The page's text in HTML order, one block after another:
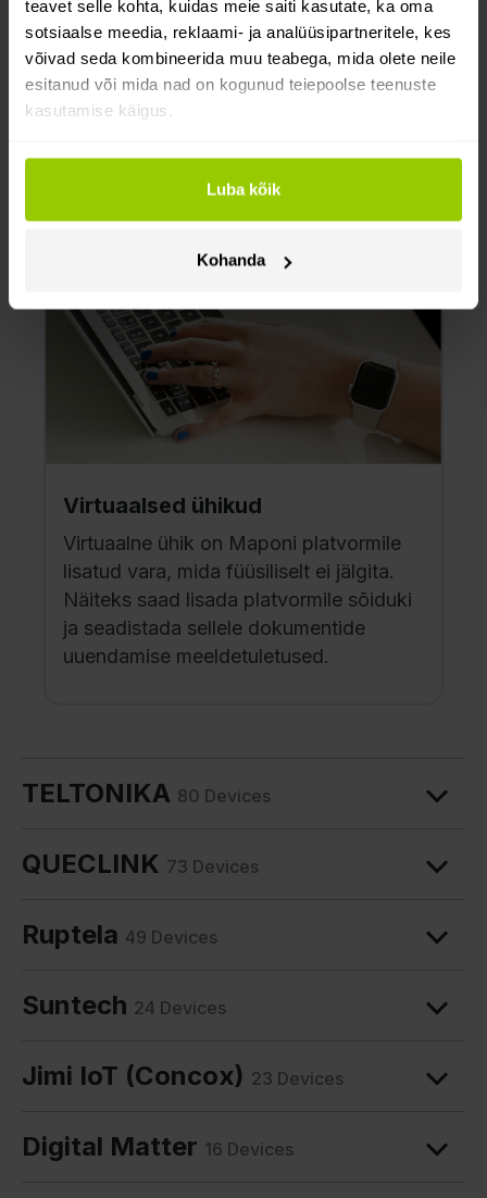
teavet selle kohta, kuidas meie saiti kasutate, ka oma
sotsiaalse meedia, reklaami- ja analüüsipartneritele, kes
võivad seda kombineerida muu teabega, mida olete neile
esitanud või mida nad on kogunud teiepoolse teenuste
kasutamise käigus.
Luba kõik
Kohanda
Rohkem integratsioonidest →
Virtuaalsed ühikud
Virtuaalne ühik on Maponi platvormile
lisatud vara, mida füüsiliselt ei jälgita.
Näiteks saad lisada platvormile sõiduki
ja seadistada sellele dokumentide
uuendamise meeldetuletused.
TELTONIKA 80 Devices
QUECLINK 73 Devices
Ruptela 49 Devices
Suntech 24 Devices
Jimi IoT (Concox) 23 Devices
Digital Matter 16 Devices